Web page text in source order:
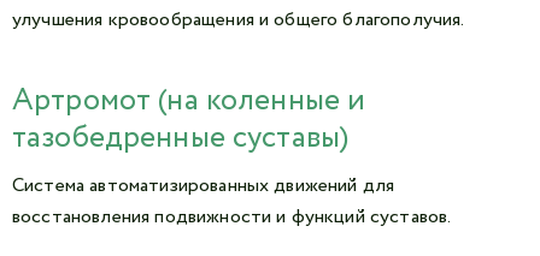
улучшения кровообращения и общего благополучия.
Артромот (на коленные и
тазобедренные суставы)
Система автоматизированных движений для
восстановления подвижности и функций суставов.